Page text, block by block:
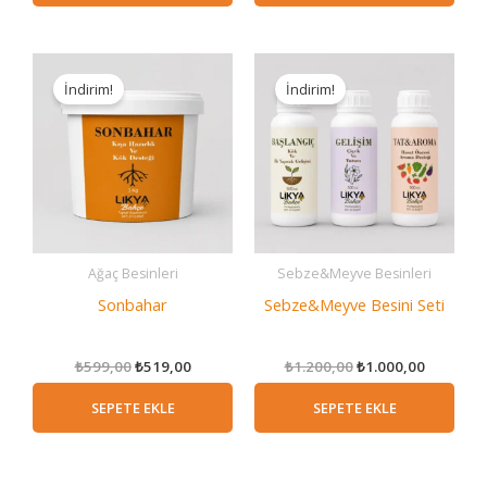
İndirim!
Ağaç Besinleri
Sonbahar
₺599,00Orijinal
fiyat:
₺599,00.
₺519,00Şu
andaki
SEPETE EKLE
İndirim!
Sebze&Meyve Besinleri
Sebze&Meyve Besini Seti
₺1.200,00Orijinal
fiyat:
₺1.200,00.
₺1.000,00Şu
andaki
SEPETE EKLE